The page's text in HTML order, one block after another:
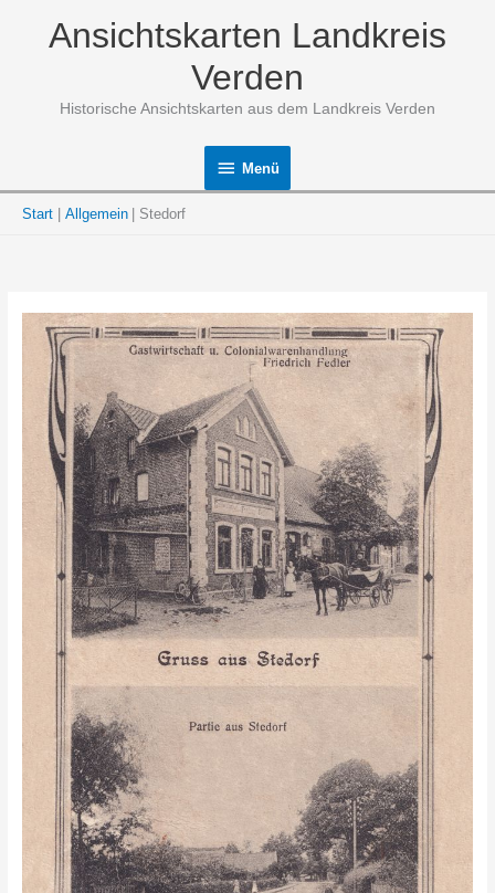
Ansichtskarten Landkreis
Verden
Historische Ansichtskarten aus dem Landkreis Verden
Menü
Menü
Start Allgemein Stedorf